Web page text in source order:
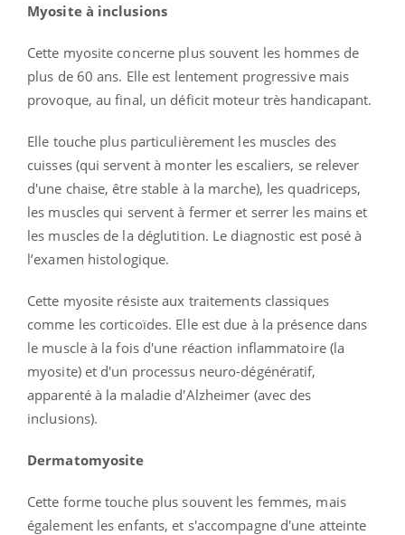
Myosite à inclusions
Cette myosite concerne plus souvent les hommes de
plus de 60 ans. Elle est lentement progressive mais
provoque, au final, un déficit moteur très handicapant.
Elle touche plus particulièrement les muscles des
cuisses (qui servent à monter les escaliers, se relever
d'une chaise, être stable à la marche), les quadriceps,
les muscles qui servent à fermer et serrer les mains et
les muscles de la déglutition. Le diagnostic est posé à
l’examen histologique.
Cette myosite résiste aux traitements classiques
comme les corticoïdes. Elle est due à la présence dans
le muscle à la fois d'une réaction inflammatoire (la
myosite) et d'un processus neuro-dégénératif,
apparenté à la maladie d'Alzheimer (avec des
inclusions).
Dermatomyosite
Cette forme touche plus souvent les femmes, mais
également les enfants, et s'accompagne d'une atteinte